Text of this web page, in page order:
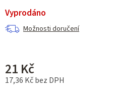
Vyprodáno
Možnosti doručení
21 Kč
17,36 Kč bez DPH